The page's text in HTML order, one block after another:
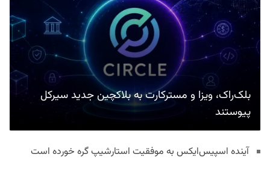
بلک‌راک، ویزا و مسترکارت به بلاکچین جدید سیرکل
پیوستند
آینده اسپیس‌ایکس به موفقیت استارشیپ گره خورده است